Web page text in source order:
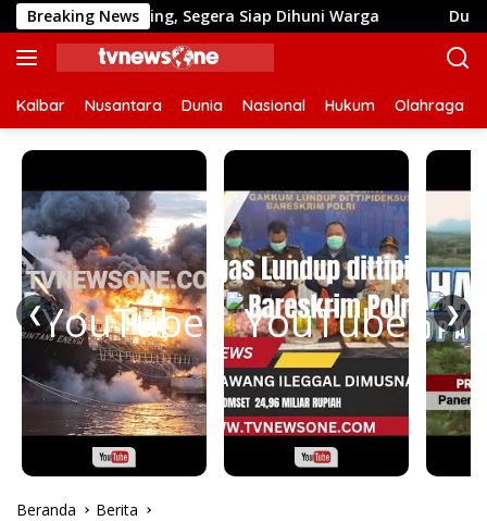
Langsung
ke
konten
Breaking News
Finishing, Segera Siap Dihuni Warga Dulu Sulit Air
Kalbar Nusantara Dunia Nasional Hukum Olahraga
❮ ❯
Beranda Berita